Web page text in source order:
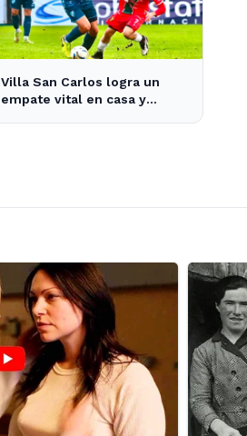
Villa San Carlos logra un
empate vital en casa y